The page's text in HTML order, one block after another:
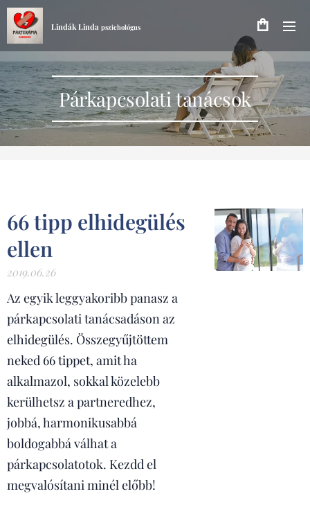
Lindák Linda pszichológus
Párkapcsolati tanácsok
66 tipp elhidegülés
ellen
2019.06.26
Az egyik leggyakoribb panasz a
párkapcsolati tanácsadáson az
elhidegülés. Összegyűjtöttem
neked 66 tippet, amit ha
alkalmazol, sokkal közelebb
kerülhetsz a partneredhez,
jobbá, harmonikusabbá
boldogabbá válhat a
párkapcsolatotok. Kezdd el
megvalósítani minél előbb!